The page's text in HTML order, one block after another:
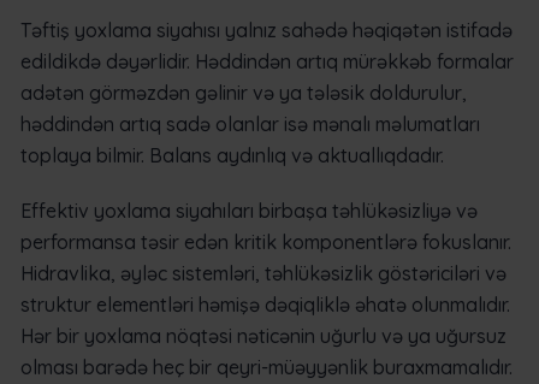
Təftiş yoxlama siyahısı yalnız sahədə həqiqətən istifadə
edildikdə dəyərlidir. Həddindən artıq mürəkkəb formalar
adətən görməzdən gəlinir və ya tələsik doldurulur,
həddindən artıq sadə olanlar isə mənalı məlumatları
toplaya bilmir. Balans aydınlıq və aktuallıqdadır.
Effektiv yoxlama siyahıları birbaşa təhlükəsizliyə və
performansa təsir edən kritik komponentlərə fokuslanır.
Hidravlika, əyləc sistemləri, təhlükəsizlik göstəriciləri və
struktur elementləri həmişə dəqiqliklə əhatə olunmalıdır.
Hər bir yoxlama nöqtəsi nəticənin uğurlu və ya uğursuz
olması barədə heç bir qeyri-müəyyənlik buraxmamalıdır.